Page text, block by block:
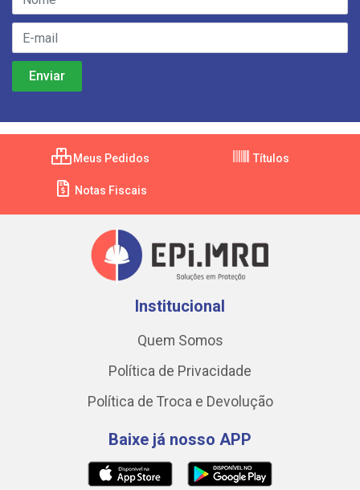
Meus Pedidos Títulos
Notas Fiscais
Institucional
Quem Somos
Política de Privacidade
Política de Troca e Devolução
Baixe já nosso APP